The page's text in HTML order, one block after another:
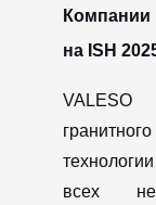
на ISH
всех